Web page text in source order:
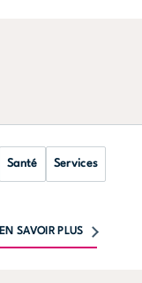
Santé Services
EN SAVOIR PLUS